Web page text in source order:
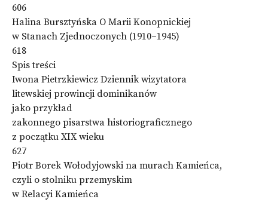
606
Halina Bursztyńska O Marii Konopnickiej
w Stanach Zjednoczonych (1910–1945)
618
Spis treści
Iwona Pietrzkiewicz Dziennik wizytatora
litewskiej prowincji dominikanów
jako przykład
zakonnego pisarstwa historiograficznego
z początku XIX wieku
627
Piotr Borek Wołodyjowski na murach Kamieńca,
czyli o stolniku przemyskim
w Relacyi Kamieńca